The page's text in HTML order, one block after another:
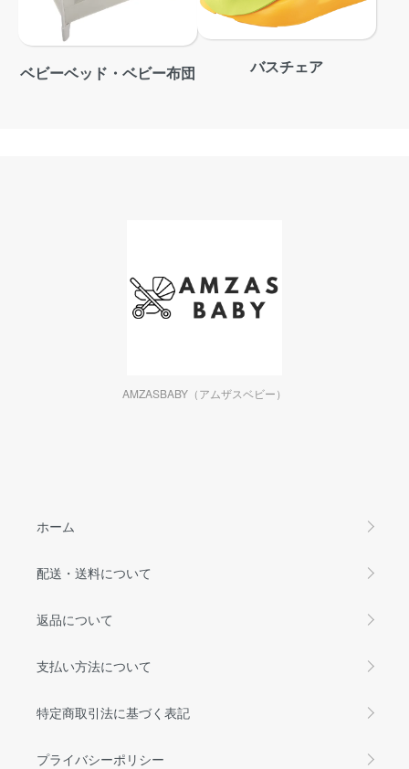
ベビーベッド・ベビー布団 バスチェア
AMZASBABY（アムザスベビー）
ホーム
配送・送料について
返品について
支払い方法について
特定商取引法に基づく表記
プライバシーポリシー